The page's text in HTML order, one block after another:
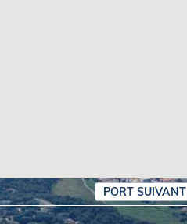
PORT SUIVANT